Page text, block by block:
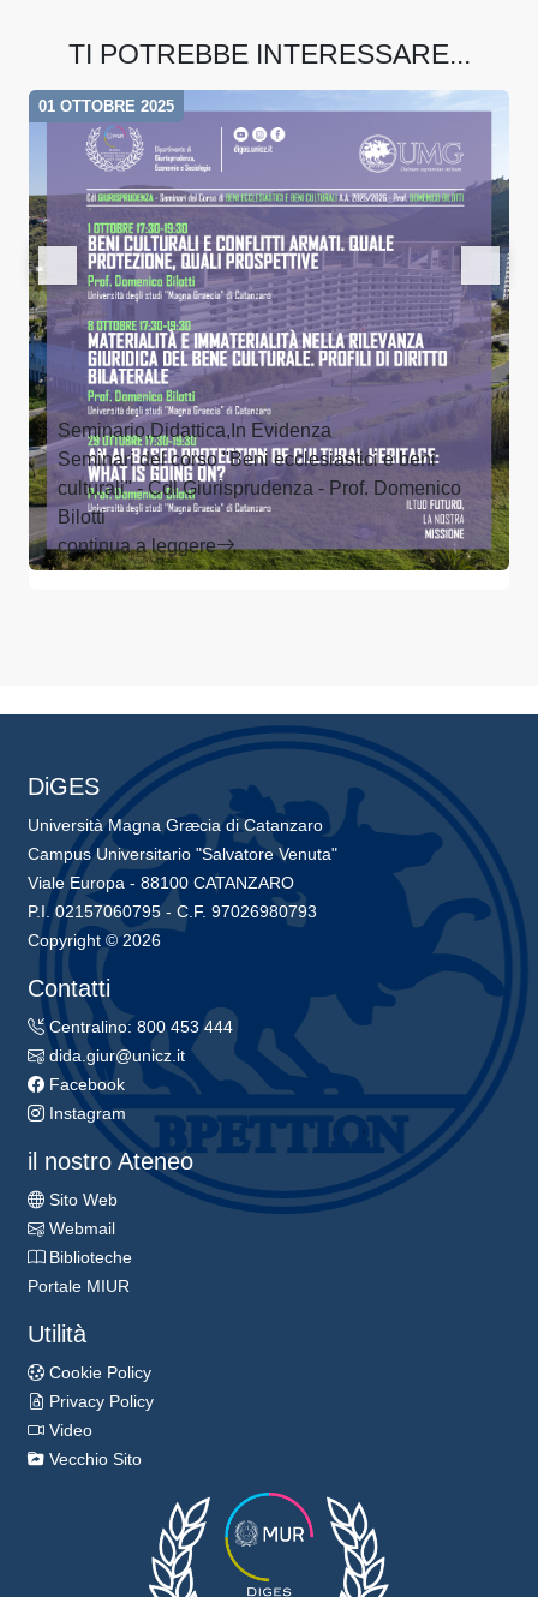
TI POTREBBE INTERESSARE...
01 OTTOBRE 2025
Seminario,Didattica,In Evidenza
Seminari del corso "Beni ecclesiastici e beni
culturali" - Cdl Giurisprudenza - Prof. Domenico
Bilotti
continua a leggere
DiGES
Università Magna Græcia di Catanzaro
Campus Universitario "Salvatore Venuta"
Viale Europa - 88100 CATANZARO
P.I. 02157060795 - C.F. 97026980793
Copyright © 2026
Contatti
Centralino: 800 453 444
dida.giur@unicz.it
Facebook
Instagram
il nostro Ateneo
Sito Web
Webmail
Biblioteche
Portale MIUR
Utilità
Cookie Policy
Privacy Policy
Video
Vecchio Sito